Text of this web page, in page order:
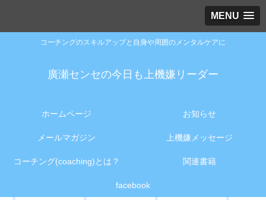
MENU
コーチングのスキルアップと自身や周囲のメンタルケアに
廣瀬センセの今日も上機嫌リーダー
ホームページ お知らせ
メールマガジン 上機嫌メッセージ
コーチング(coaching)とは？ 関連書籍
facebook